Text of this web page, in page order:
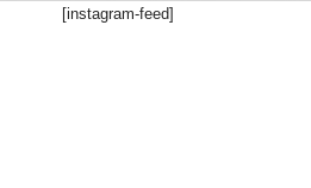
[instagram-feed]